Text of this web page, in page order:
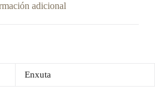
adicional
Enxuta